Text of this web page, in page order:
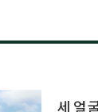
세 얼